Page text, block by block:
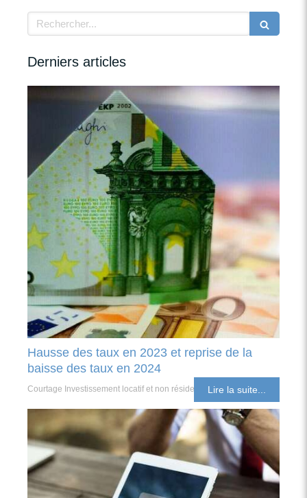
Rechercher
Derniers articles
Hausse des taux en 2023 et reprise de la
baisse des taux en 2024
Courtage Investissement locatif et non résident Lire la suite...